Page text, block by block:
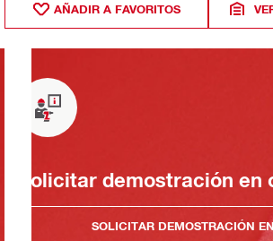
AÑADIR A FAVORITOS
Solicitar demostración en
SOLICITAR DEMOSTRACIÓN